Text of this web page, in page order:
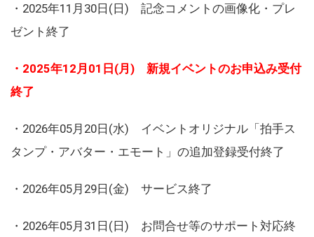
・2025年11月30日(日) 記念コメントの画像化・プレ
ゼント終了
・2025年12月01日(月) 新規イベントのお申込み受付
終了
・2026年05月20日(水) イベントオリジナル「拍手ス
タンプ・アバター・エモート」の追加登録受付終了
・2026年05月29日(金) サービス終了
・2026年05月31日(日) お問合せ等のサポート対応終